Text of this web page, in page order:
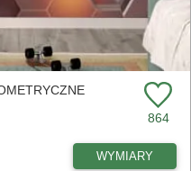
864
WYMIARY